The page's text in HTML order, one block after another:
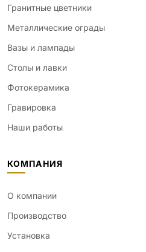
Гранитные цветники
Металлические ограды
Вазы и лампады
Столы и лавки
Фотокерамика
Гравировка
Наши работы
КОМПАНИЯ
О компании
Производство
Установка